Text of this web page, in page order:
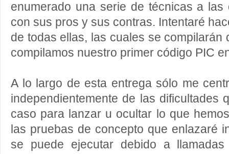
enumerado una serie de técnicas a las
con sus pros y sus contras. Intentaré
de todas ellas, las cuales se compilarán
compilamos nuestro primer código PIC
A lo largo de esta entrega sólo me
independientemente de las dificultades
caso para lanzar u ocultar lo que
las pruebas de concepto que enlazaré
se puede ejecutar debido a